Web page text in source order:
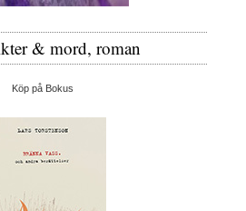
& mord, roman
Köp på Bokus